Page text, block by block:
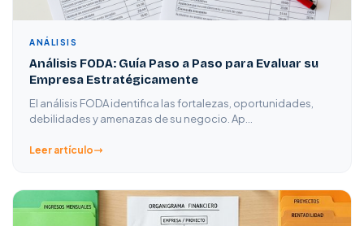
ANÁLISIS
Análisis FODA: Guía Paso a Paso para Evaluar su
Empresa Estratégicamente
El análisis FODA identifica las fortalezas, oportunidades,
debilidades y amenazas de su negocio. Ap…
Leer artículo